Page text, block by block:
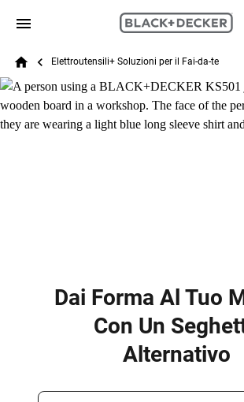
Skip to main content
Search
Breadcrumb
Elettroutensili+ Soluzioni per il Fai-da-te
Dai Forma Al Tuo
Con Un
Alternativo